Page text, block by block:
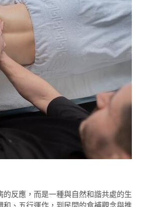
反應，而是一種與自然和諧共處的生